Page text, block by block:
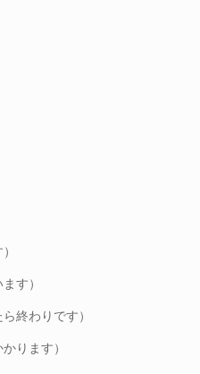
す）
終わりです）
ります）